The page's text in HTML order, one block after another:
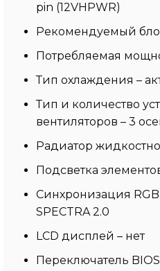
pin (12VHPWR)
Рекомендуемый
Потребляемая
Тип охлаждения –
Тип и количество
вентиляторов – 3
Радиатор
Подсветка
Синхронизация
SPECTRA 2.0
LCD дисплей – нет
Переключатель BIOS